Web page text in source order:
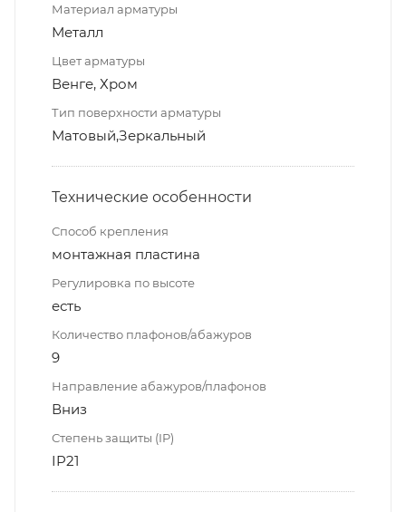
Материал арматуры
Металл
Цвет арматуры
Венге, Хром
Тип поверхности арматуры
Матовый,Зеркальный
Технические особенности
Способ крепления
монтажная пластина
Регулировка по высоте
есть
Количество плафонов/абажуров
9
Направление абажуров/плафонов
Вниз
Степень защиты (IP)
IP21